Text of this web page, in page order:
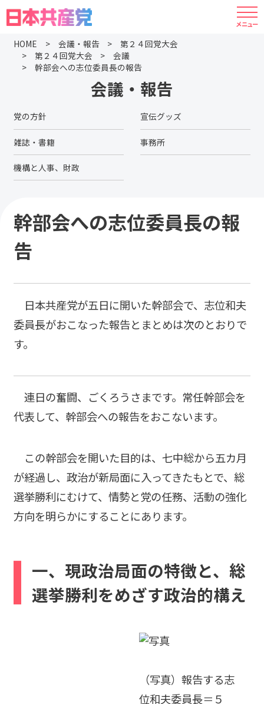
HOME 会議・報告
第２４回党大会
第２４回党大会
会議
幹部会への志位委員長の報告
会議・報告
党の方針 宣伝グッズ
雑誌・書籍 事務所
機構と人事、財政
幹部会への志位委員長の報
告
日本共産党が五日に開いた幹部会で、志位和夫
委員長がおこなった報告とまとめは次のとおりで
す。
連日の奮闘、ごくろうさまです。常任幹部会を
代表して、幹部会への報告をおこないます。
この幹部会を開いた目的は、七中総から五カ月
が経過し、政治が新局面に入ってきたもとで、総
選挙勝利にむけて、情勢と党の任務、活動の強化
方向を明らかにすることにあります。
一、現政治局面の特徴と、総
選挙勝利をめざす政治的構え
（写真）報告する志
位和夫委員長＝５